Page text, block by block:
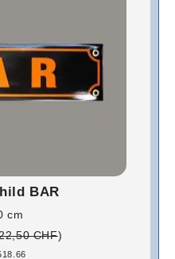
BAR
cm
CHF)